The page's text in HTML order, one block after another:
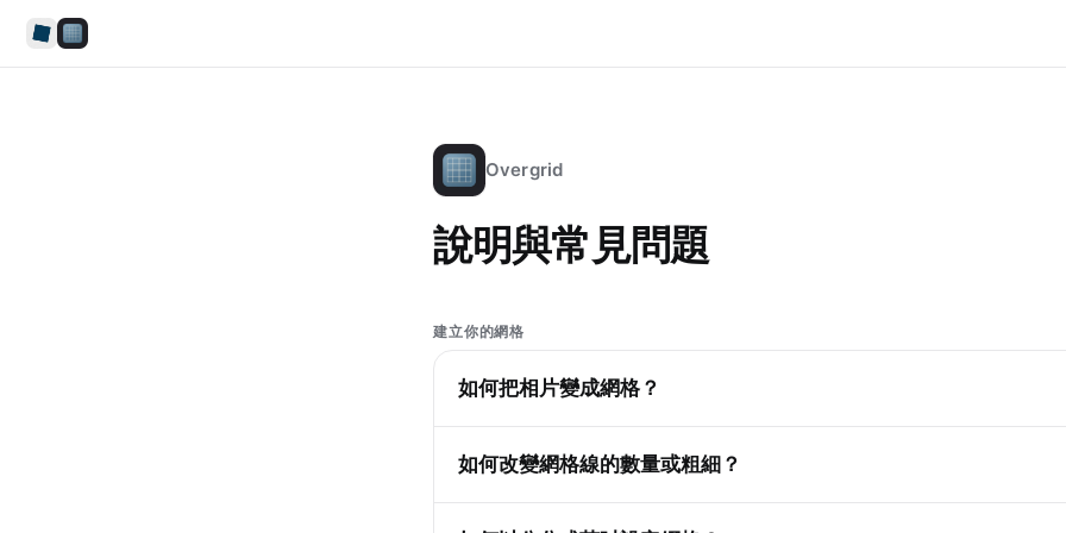
Overgrid
說明與常見問題
建立你的網格
如何把相片變成網格？
如何改變網格線的數量或粗細？